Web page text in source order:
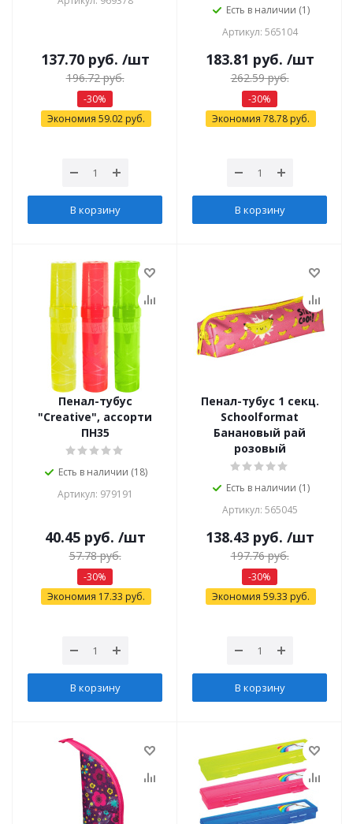
137.70руб. /шт
196.72руб.
-30%
Экономия 59.02 руб.
В корзину
Есть в наличии (1)
Артикул: 565104
183.81 руб. /шт
262.59руб.
-30%
Экономия 78.78 руб.
В корзину
Пенал-тубус
"Creative", ассорти
ПН35
Есть в наличии (18)
Артикул: 979191
40.45руб. /шт
57.78руб.
-30%
Экономия 17.33 руб.
В корзину
Пенал-тубус 1 секц.
Schoolformat
Банановый рай
розовый
Есть в наличии (1)
Артикул: 565045
138.43руб. /шт
197.76руб.
-30%
Экономия 59.33 руб.
В корзину